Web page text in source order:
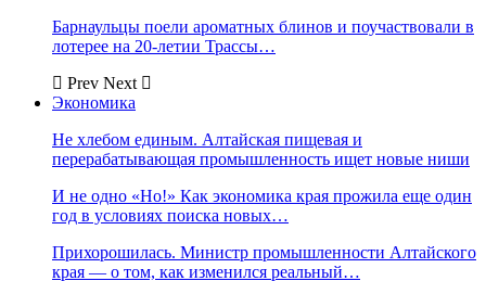
Барнаульцы поели ароматных блинов и поучаствовали в
лотерее на 20-летии Трассы…
Prev Next
Экономика
Не хлебом единым. Алтайская пищевая и
перерабатывающая промышленность ищет новые ниши
И не одно «Но!» Как экономика края прожила еще один
год в условиях поиска новых…
Прихорошилась. Министр промышленности Алтайского
края — о том, как изменился реальный…